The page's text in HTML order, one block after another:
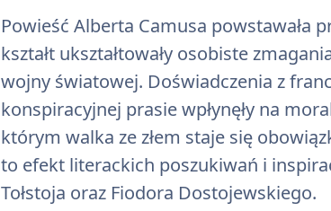
Powieść Alberta Camusa powstawała
kształt ukształtowały osobiste
wojny światowej. Doświadczenia z
konspiracyjnej prasie wpłynęły na
którym walka ze złem staje się
to efekt literackich poszukiwań i
Tołstoja oraz Fiodora Dostojewskiego.